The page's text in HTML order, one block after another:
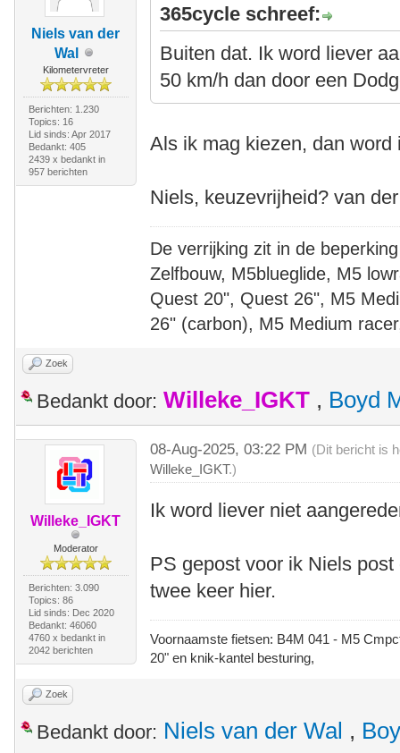
Niels van der
Wal
Kilometervreter
Berichten: 1.230
Topics: 16
Lid sinds: Apr 2017
Bedankt: 405
2439 x bedankt in
957 berichten
365cycle schreef:
Buiten dat. Ik word liever
50 km/h dan door een
Als ik mag kiezen, dan
Niels, keuzevrijheid? van
De verrijking zit in de beperking
Zelfbouw, M5blueglide, M5
Quest 20", Quest 26", M5
26" (carbon), M5 Medium
Zoek
Bedankt door: Willeke_IGKT , Boyd
Willeke_IGKT
Moderator
Berichten: 3.090
Topics: 86
Lid sinds: Dec 2020
Bedankt: 46060
4760 x bedankt in
2042 berichten
08-Aug-2025, 03:22 PM (Dit bericht is
Willeke_IGKT.)
Ik word liever niet
PS gepost voor ik Niels
twee keer hier.
Voornaamste fietsen: B4M 041 - M5
20" en knik-kantel besturing,
Zoek
Bedankt door: Niels van der Wal ,